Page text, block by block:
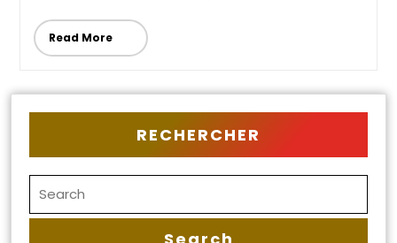
Read More
RECHERCHER